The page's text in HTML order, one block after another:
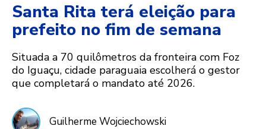
Santa Rita terá eleição para
prefeito no fim de semana
Situada a 70 quilômetros da fronteira com Foz
do Iguaçu, cidade paraguaia escolherá o gestor
que completará o mandato até 2026.
Guilherme Wojciechowski